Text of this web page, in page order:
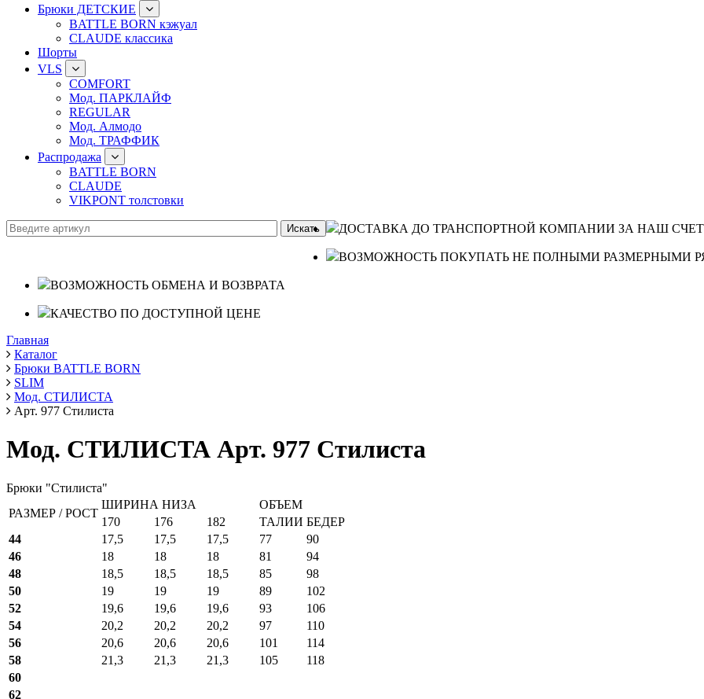
Брюки ДЕТСКИЕ
BATTLE BORN кэжуал
CLAUDE классика
Шорты
VLS
COMFORT
Мод. ПАРКЛАЙФ
REGULAR
Мод. Алмодо
Мод. ТРАФФИК
Распродажа
BATTLE BORN
CLAUDE
VIKPONT толстовки
ДОСТАВКА ДО ТРАНСПОРТНОЙ КОМПАНИИ ЗА НАШ СЧЕТ
ВОЗМОЖНОСТЬ ПОКУПАТЬ НЕ ПОЛНЫМИ РАЗМЕРНЫМИ
ВОЗМОЖНОСТЬ ОБМЕНА И ВОЗВРАТА
КАЧЕСТВО ПО ДОСТУПНОЙ ЦЕНЕ
Главная
Каталог
Брюки BATTLE BORN
SLIM
Мод. СТИЛИСТА
Арт. 977 Стилиста
Мод. СТИЛИСТА Арт. 977 Стилиста
Брюки "Стилиста"
РАЗМЕР / РОСТ
ШИРИНА НИЗА
ОБЪЕМ
170
176 182 ТАЛИИ БЕДЕР
44
17,5 17,5 17,5 77
90
46
18 18 18 81
94
48
18,5 18,5 18,5 85
98
50
19 19 19 89
102
52
19,6 19,6 19,6 93
106
54
20,2 20,2 20,2 97
110
56
20,6 20,6 20,6 101
114
58
21,3 21,3 21,3 105
118
60
62